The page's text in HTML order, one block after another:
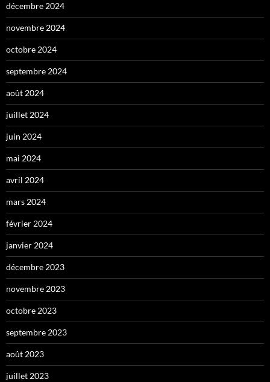
décembre 2024
novembre 2024
octobre 2024
septembre 2024
août 2024
juillet 2024
juin 2024
mai 2024
avril 2024
mars 2024
février 2024
janvier 2024
décembre 2023
novembre 2023
octobre 2023
septembre 2023
août 2023
juillet 2023